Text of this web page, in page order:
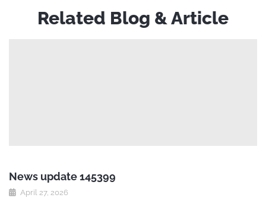
Related Blog & Article
News update 145399
April 27, 2026